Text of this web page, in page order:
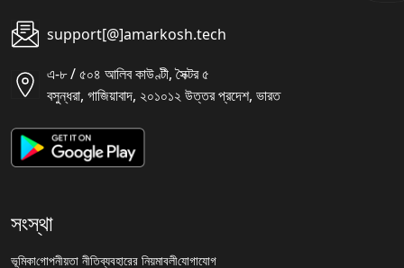
support[@]amarkosh.tech
এ-৮ / ৫০৪ আলিব কাউণ্টী, সৈক্টর ৫
বসুন্ধরা, গাজিয়াবাদ, ২০১০১২ উত্তর প্রদেশ, ভারত
সংস্থা
ভূমিকাগোপনীয়তা নীতিব্যবহারের নিয়মাবলীযোগাযোগ